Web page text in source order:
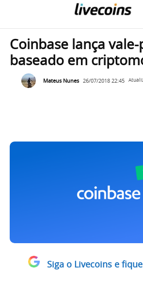
Coinbase lança
baseado em
Mateus Nunes 26/07/2018 22:45
Siga o Livecoins e